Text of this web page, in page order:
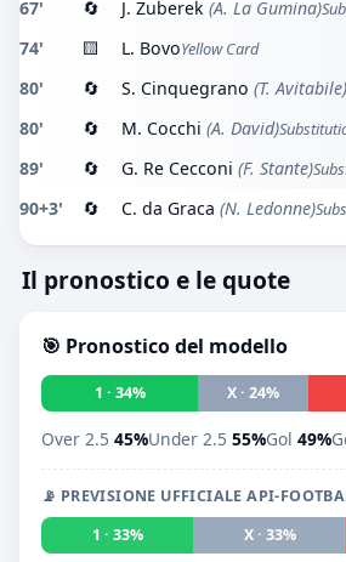
67' 🔄 J. Zuberek (A. La Gumina)
74' 🟨 L. BovoYellow Card
80' 🔄 S. Cinquegrano (T. Avitabile)
80' 🔄 M. Cocchi (A. David)
89' 🔄 G. Re Cecconi (F. Stante)
90+3' 🔄 C. da Graca (N. Ledonne)
Il pronostico e le quote
🎯 Pronostico del modello
1 · 34% X · 24%
Over 2.5 45%Under 2.5 55%Gol 49%
📡 PREVISIONE UFFICIALE API-
1 · 33%
X · 33%